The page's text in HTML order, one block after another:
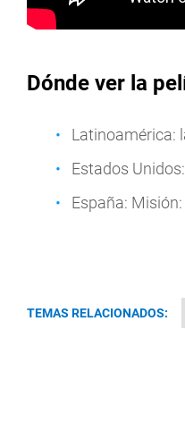
Dónde ver la
Latinoamérica:
Estados
España: Misión:
TEMAS RELACIONADOS: